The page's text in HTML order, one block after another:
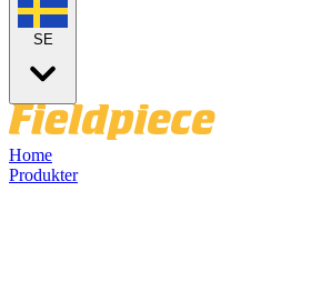
SE
Home
Produkter